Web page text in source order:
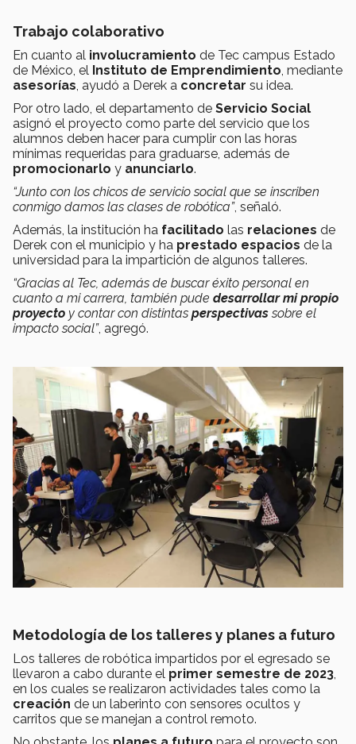
Trabajo colaborativo
En cuanto al involucramiento de Tec campus Estado
de México, el Instituto de Emprendimiento, mediante
asesorías, ayudó a Derek a concretar su idea.
Por otro lado, el departamento de Servicio Social
asignó el proyecto como parte del servicio que los
alumnos deben hacer para cumplir con las horas
mínimas requeridas para graduarse, además de
promocionarlo y anunciarlo.
“Junto con los chicos de servicio social que se inscriben
conmigo damos las clases de robótica”, señaló.
Además, la institución ha facilitado las relaciones de
Derek con el municipio y ha prestado espacios de la
universidad para la impartición de algunos talleres.
“Gracias al Tec, además de buscar éxito personal en
cuanto a mi carrera, también pude desarrollar mi propio
proyecto y contar con distintas perspectivassobre el
impacto social”, agregó.
Metodología de los talleres y planes a futuro
Los talleres de robótica impartidos por el egresado se
llevaron a cabo durante el primer semestre de 2023
en los cuales se realizaron actividades tales como la
creación de un laberinto con sensores ocultos y
carritos que se manejan a control remoto.